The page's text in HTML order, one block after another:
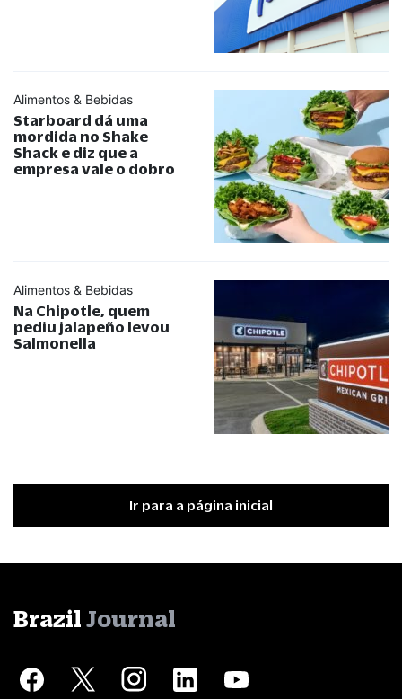
Alimentos & Bebidas
Starboard dá uma
mordida no Shake
Shack e diz que a
empresa vale o dobro
Alimentos & Bebidas
Na Chipotle, quem
pediu jalapeño levou
Salmonella
Ir para a página inicial
Brazil Journal